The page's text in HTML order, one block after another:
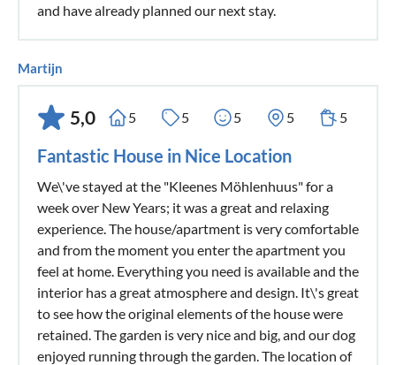
and have already planned our next stay.
Martijn
5,0 5 5 5 5 5
Fantastic House in Nice Location
We\'ve stayed at the "Kleenes Möhlenhuus" for a
week over New Years; it was a great and relaxing
experience. The house/apartment is very comfortable
and from the moment you enter the apartment you
feel at home. Everything you need is available and the
interior has a great atmosphere and design. It\'s great
to see how the original elements of the house were
retained. The garden is very nice and big, and our dog
enjoyed running through the garden. The location of